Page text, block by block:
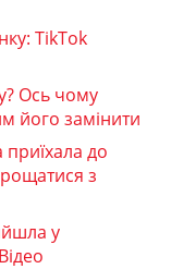
TikTok
Ось чому
його замінити
до
з
у